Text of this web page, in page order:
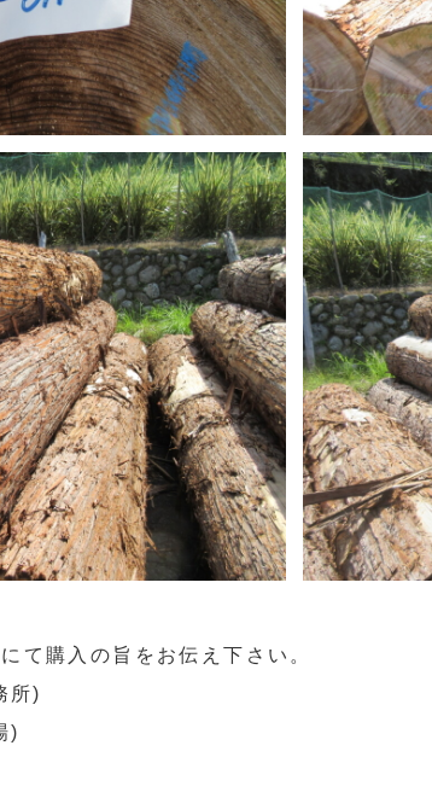
購入の旨をお伝え下さい。
所)
)